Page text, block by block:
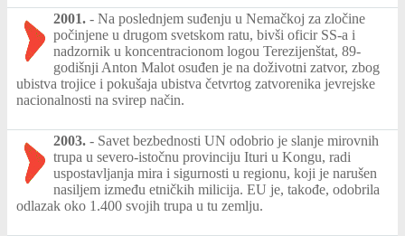
2001. - Na poslednjem suđenju u Nemačkoj za zločine
počinjene u drugom svetskom ratu, bivši oficir SS-a i
nadzornik u koncentracionom logou Terezijenštat, 89-
godišnji Anton Malot osuđen je na doživotni zatvor, zbog
ubistva trojice i pokušaja ubistva četvrtog zatvorenika jevrejske
nacionalnosti na svirep način.
2003. - Savet bezbednosti UN odobrio je slanje mirovnih
trupa u severo-istočnu provinciju Ituri u Kongu, radi
uspostavljanja mira i sigurnosti u regionu, koji je narušen
nasiljem između etničkih milicija. EU je, takođe, odobrila
odlazak oko 1.400 svojih trupa u tu zemlju.